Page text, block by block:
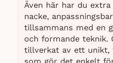
Även här har du
nacke,
tillsammans med en
och formande teknik.
tillverkat av ett unikt,